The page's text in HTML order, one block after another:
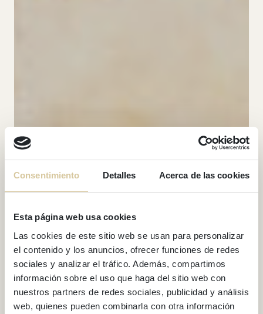
Consentimiento Detalles Acerca de las cookies
Esta página web usa cookies
Las cookies de este sitio web se usan para personalizar
el contenido y los anuncios, ofrecer funciones de redes
sociales y analizar el tráfico. Además, compartimos
información sobre el uso que haga del sitio web con
nuestros partners de redes sociales, publicidad y análisis
web, quienes pueden combinarla con otra información